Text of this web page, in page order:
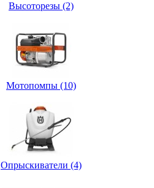
Высоторезы (2)
Мотопомпы (10)
Опрыскиватели (4)